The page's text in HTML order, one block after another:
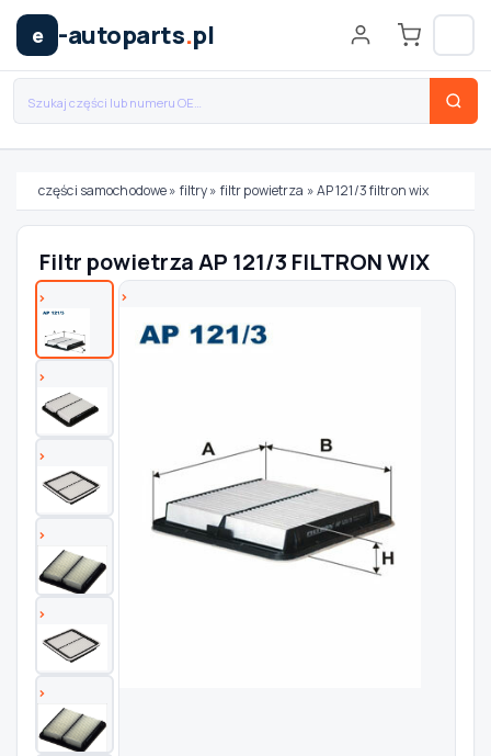
e -autoparts.pl
Wybierz swój pojazd
TYP / SILNIK
Szukaj pasujących części
części samochodowe» filtry» filtr powietrza »AP 121/3 filtron wix
Filtr powietrza AP 121/3 FILTRON WIX